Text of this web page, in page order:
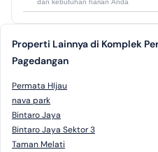
dan kebutuhan harian Anda
Properti Lainnya di Komplek
Pagedangan
Permata HIjau
nava park
Bintaro Jaya
Bintaro Jaya Sektor 3
Taman Melati